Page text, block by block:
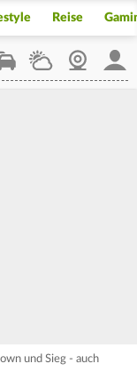
Reise
WetterWebcam
und Sieg - auch